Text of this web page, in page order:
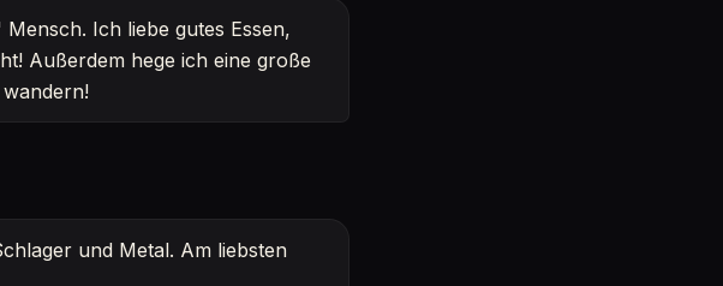
Ich liebe gutes Essen,
Außerdem hege ich eine große
und Metal. Am liebsten